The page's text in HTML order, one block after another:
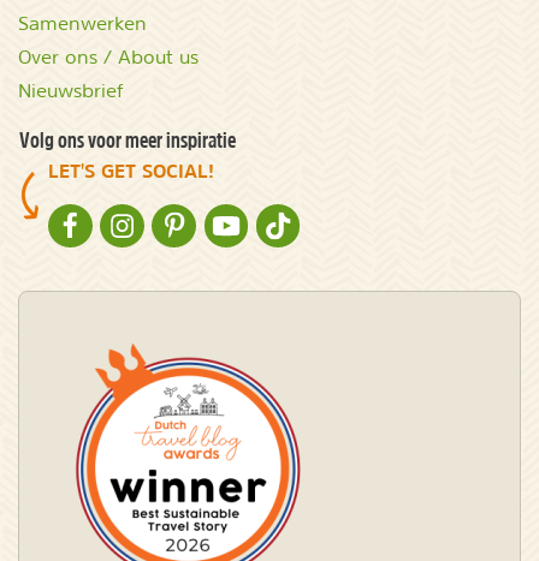
Samenwerken
Over ons / About us
Nieuwsbrief
Volg ons voor meer inspiratie
LET'S GET SOCIAL!
NATURESCANNER OP FACEBOOK
NATURESCANNER OP INSTAGRAM
NATURESCANNER OP PINTEREST
NATURESCANNER OP YOUTUBE
NATURESCANNER OP TIKTOK